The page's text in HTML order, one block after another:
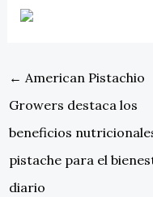
← American Pistachio
Growers destaca los
beneficios
pistache para el
diario